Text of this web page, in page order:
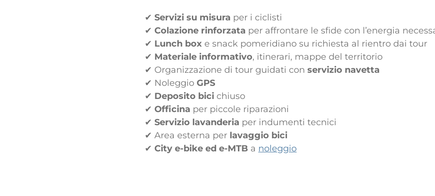
✔ Servizi su misura per i ciclisti
✔ Colazione rinforzata per affrontare le sfide con l’energia
✔ Lunch box e snack pomeridiano su richiesta al rientro dai tour
✔ Materiale informativo, itinerari, mappe del territorio
✔ Organizzazione di tour guidati con servizio navetta
✔ Noleggio GPS
✔ Deposito bici chiuso
✔ Officina per piccole riparazioni
✔ Servizio lavanderia per indumenti tecnici
✔ Area esterna per lavaggio bici
✔ City e-bike ed e-MTB a noleggio